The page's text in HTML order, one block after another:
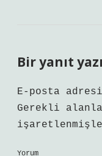
Bir yanıt
E-posta
Gerekli
Yorum